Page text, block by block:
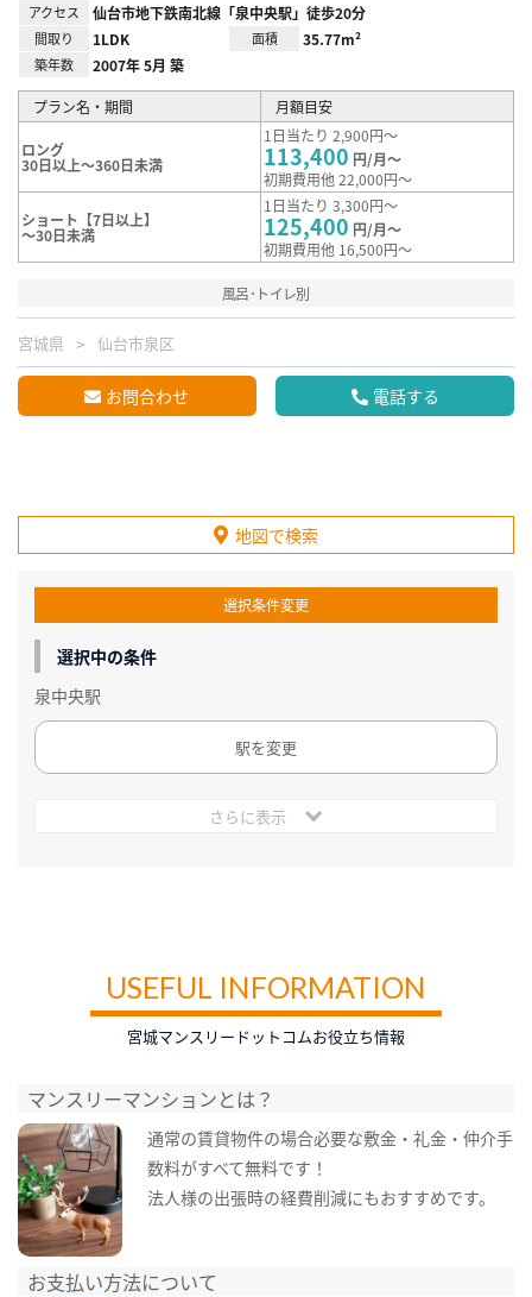
アクセス 仙台市地下鉄南北線「泉中央駅」徒歩20分
間取り 1LDK 面積 35.77m²
築年数 2007年 5月 築
プラン名・期間 月額目安
ロング
30日以上～360日未満
1日当たり 2,900円～
113,400 円/月～
初期費用他 22,000円～
ショート【7日以上】
～30日未満
1日当たり 3,300円～
125,400 円/月～
初期費用他 16,500円～
風呂･トイレ別
宮城県 仙台市泉区
お問合わせ 電話する
地図で検索
選択条件変更
選択中の条件
泉中央駅
駅を変更
さらに表示
USEFUL INFORMATION
宮城マンスリードットコムお役立ち情報
マンスリーマンションとは？
通常の賃貸物件の場合必要な敷金・礼金・仲介手
数料がすべて無料です！
法人様の出張時の経費削減にもおすすめです。
お支払い方法について